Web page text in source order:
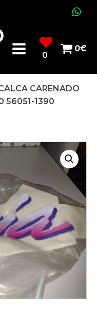
0
0€
CARENADO
56051-1390